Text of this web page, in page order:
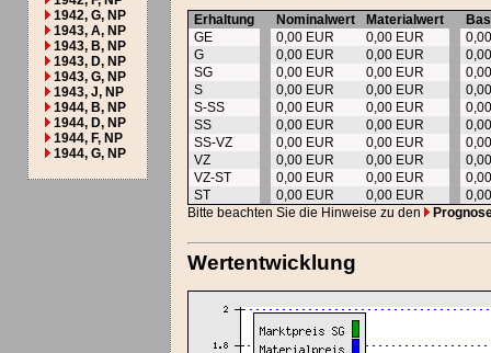
1942, G, NP
1943, A, NP
1943, B, NP
1943, D, NP
1943, G, NP
1943, J, NP
1944, B, NP
1944, D, NP
1944, F, NP
1944, G, NP
Erhaltung Nominalwert Materialwert
GE
0,00 EUR 0,00 EUR
G
0,00 EUR 0,00 EUR
SG
0,00 EUR 0,00 EUR
S
0,00 EUR 0,00 EUR
S-SS
0,00 EUR 0,00 EUR
SS
0,00 EUR 0,00 EUR
SS-VZ
0,00 EUR 0,00 EUR
VZ
0,00 EUR 0,00 EUR
VZ-ST
0,00 EUR 0,00 EUR
ST
0,00 EUR 0,00 EUR
Bitte beachten Sie die Hinweise zu den
Wertentwicklung